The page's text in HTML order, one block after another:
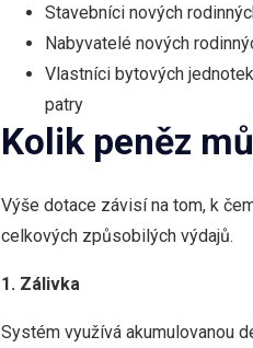
Stavebníci nových
Nabyvatelé nových
Vlastníci bytových
patry
Kolik peněz
Výše dotace závisí na tom, k
celkových způsobilých výdajů.
1. Zálivka
Systém využívá akumulovanou